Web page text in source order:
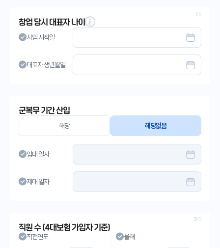
창업 당시 대표자 나이
1/5
사업 시작일
대표자 생년월일
군복무 기간 산입
해당 해당없음
입대 일자
제대 일자
직원 수 (4대보험 가입자 기준)
3/5
직전연도 올해